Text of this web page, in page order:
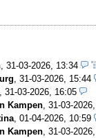
, 31-03-2026, 13:34
, 31-03-2026, 15:44
, 31-03-2026, 16:05
Kampen, 31-03-
, 01-04-2026, 10:59
Kampen, 31-03-